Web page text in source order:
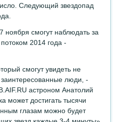
Следующий звездопад
ноября смогут наблюдать за
2014 года -
смогут увидеть не
люди, -
астроном Анатолий
может достигать тысячи
глазам можно будет